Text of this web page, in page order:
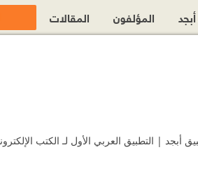
| التطبيق العربي الأول لـ الكتب
المؤلفون المقالات